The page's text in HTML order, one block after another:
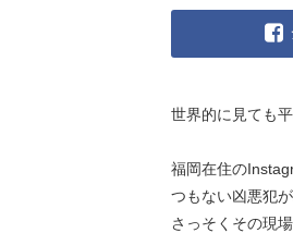
世界的に見ても
福岡在住の
つもない凶悪犯
さっそくその現